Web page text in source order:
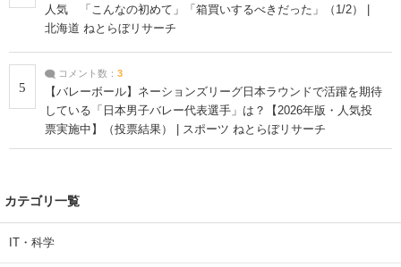
人気 「こんなの初めて」「箱買いするべきだった」（1/2） |
北海道 ねとらぼリサーチ
5
コメント数： 3
【バレーボール】ネーションズリーグ日本ラウンドで活躍を期待
している「日本男子バレー代表選手」は？【2026年版・人気投
票実施中】（投票結果） | スポーツ ねとらぼリサーチ
カテゴリ一覧
IT・科学